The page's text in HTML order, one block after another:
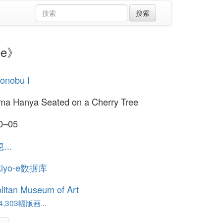
I
Hanya Seated on a Cherry Tree
...
e数据库
Museum of Art
幅版画...